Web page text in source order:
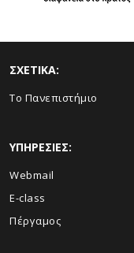
ΣΧΕΤΙΚΑ:
Το Πανεπιστήμιο
ΥΠΗΡΕΣΙΕΣ:
Webmail
E-class
Πέργαμος